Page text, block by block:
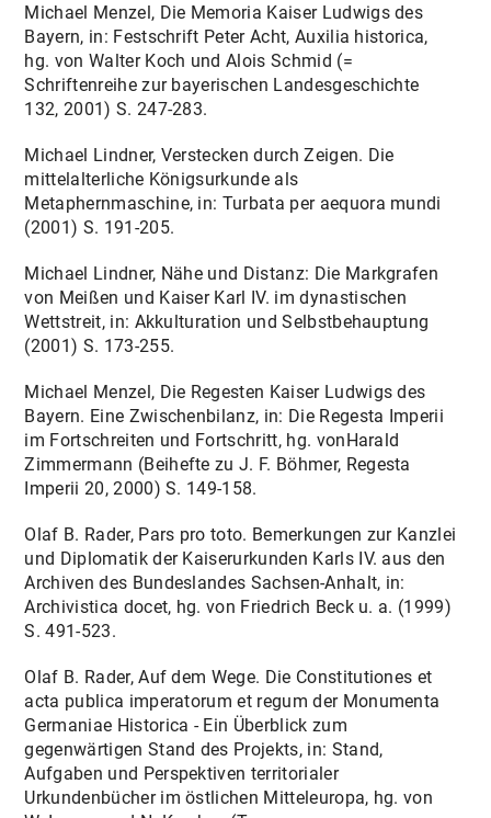
Michael Menzel, Die Memoria Kaiser Ludwigs des
Bayern, in: Festschrift Peter Acht, Auxilia historica,
hg. von Walter Koch und Alois Schmid (=
Schriftenreihe zur bayerischen Landesgeschichte
132, 2001) S. 247-283.
Michael Lindner, Verstecken durch Zeigen. Die
mittelalterliche Königsurkunde als
Metaphernmaschine, in: Turbata per aequora mundi
(2001) S. 191-205.
Michael Lindner, Nähe und Distanz: Die Markgrafen
von Meißen und Kaiser Karl IV. im dynastischen
Wettstreit, in: Akkulturation und Selbstbehauptung
(2001) S. 173-255.
Michael Menzel, Die Regesten Kaiser Ludwigs des
Bayern. Eine Zwischenbilanz, in: Die Regesta Imperii
im Fortschreiten und Fortschritt, hg. vonHarald
Zimmermann (Beihefte zu J. F. Böhmer, Regesta
Imperii 20, 2000) S. 149-158.
Olaf B. Rader, Pars pro toto. Bemerkungen zur Kanzlei
und Diplomatik der Kaiserurkunden Karls IV. aus den
Archiven des Bundeslandes Sachsen-Anhalt, in:
Archivistica docet, hg. von Friedrich Beck u. a. (1999)
S. 491-523.
Olaf B. Rader, Auf dem Wege. Die Constitutiones et
acta publica imperatorum et regum der Monumenta
Germaniae Historica - Ein Überblick zum
gegenwärtigen Stand des Projekts, in: Stand,
Aufgaben und Perspektiven territorialer
Urkundenbücher im östlichen Mitteleuropa, hg. von